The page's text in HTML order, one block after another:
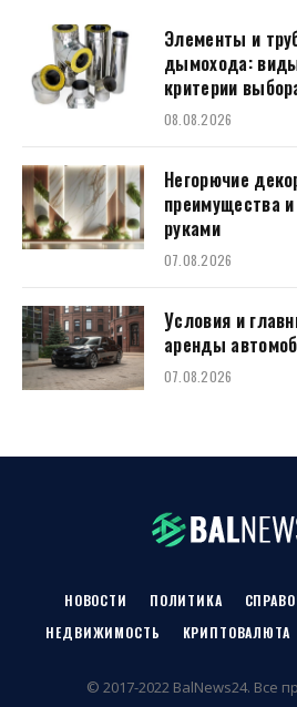
Элементы и
дымохода:
критерии
08.08.2026
Негорючие
преимущества
руками
07.08.2026
Условия и
аренды
07.08.2026
НОВОСТИ ПОЛИТИКА
НЕДВИЖИМОСТЬ
КРИПТОВАЛЮТА
© 2017-2022 BalNews24. Все